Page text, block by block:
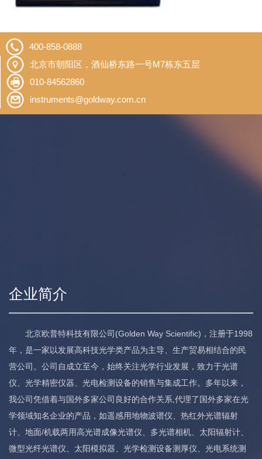
400-858-0888
北京市朝阳区，酒仙桥东路一号M7栋东五层
010-84562860
instruments@goldway.com.cn
企业简介
北京欧普特科技有限公司(Golden Way Scientific)，注册于1998
年，是一家以发展高科技光学类产品为主导、生产贸易相结合的民
营公司。公司自成立至今，始终关注光学行业发展，致力于光谱
仪、光学精密仪器、光电检测设备的销售与集成工作。多年以来，
我公司凭借着与国外多家公司良好的合作关系,代理了国外多家在光
学领域知名企业的产品，如遥感用地物波谱仪、热红外光谱辐射
计、地面/机载两用高光谱成像光谱仪、多光谱相机、太阳辐射计、
微型光纤光谱仪、太阳模拟器、光学检测设备测厚仪、光电系统测